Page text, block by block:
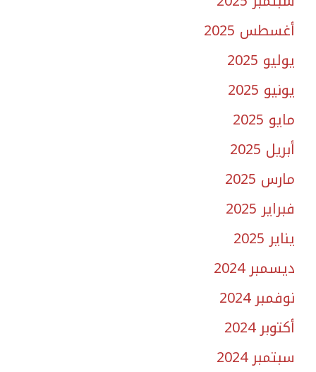
أغسطس 2025
يوليو 2025
يونيو 2025
مايو 2025
أبريل 2025
مارس 2025
فبراير 2025
يناير 2025
ديسمبر 2024
نوفمبر 2024
أكتوبر 2024
سبتمبر 2024